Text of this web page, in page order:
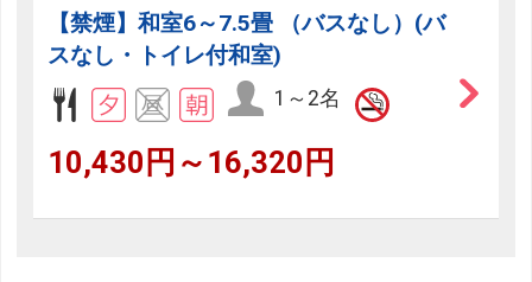
【禁煙】和室6～7.5畳 （バスなし）(バ
スなし・トイレ付和室)
1～2名
10,430円～16,320円